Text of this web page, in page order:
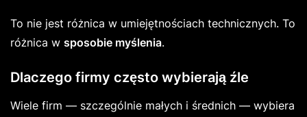
To nie jest różnica w umiejętnościach technicznych. To
różnica w sposobie myślenia.
Dlaczego firmy często wybierają źle
Wiele firm — szczególnie małych i średnich — wybiera